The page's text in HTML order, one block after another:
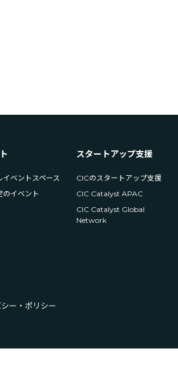
イベントスペース
のイベント
スタートアップ支援
CICのスタートアップ支援
CIC Catalyst APAC
CIC Catalyst Global
Network
ー・ポリシー